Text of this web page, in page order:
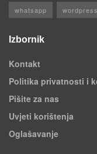
whatsapp wordpress
Izbornik
Kontakt
Politika privatnosti i
Pišite za nas
Uvjeti korištenja
Oglašavanje